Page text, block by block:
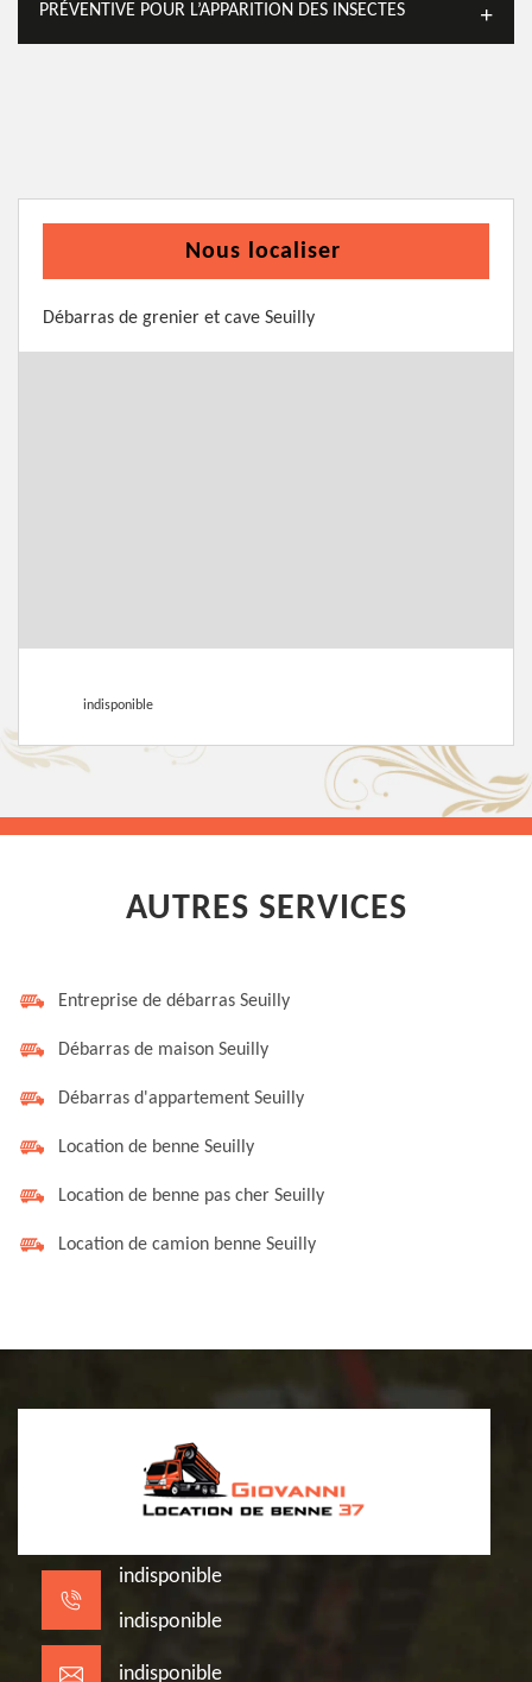
PRÉVENTIVE POUR L’APPARITION DES INSECTES
Nous localiser
Débarras de grenier et cave Seuilly
indisponible
AUTRES SERVICES
Entreprise de débarras Seuilly
Débarras de maison Seuilly
Débarras d'appartement Seuilly
Location de benne Seuilly
Location de benne pas cher Seuilly
Location de camion benne Seuilly
indisponible
indisponible
indisponible